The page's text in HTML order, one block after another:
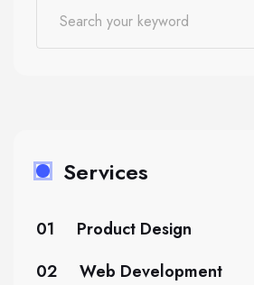
Services
01
Product Design
02
Web Development